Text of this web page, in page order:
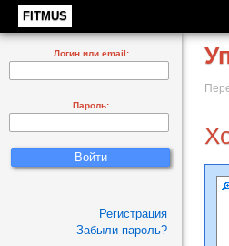
FITMUS
Логин или email:
Пароль:
Регистрация
Забыли пароль?